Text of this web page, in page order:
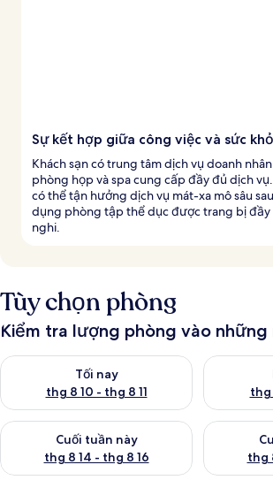
Sự kết hợp giữa công việc và sức
Khách sạn có trung tâm dịch vụ doanh
phòng họp và spa cung cấp đầy đủ dịch
có thể tận hưởng dịch vụ mát-xa mô sâu
dụng phòng tập thể dục được trang bị đầy
nghi.
Tùy chọn phòng
Kiểm tra lượng phòng vào những
Tối nay
thg 8 10 - thg 8 11
Kiểm tra lượng phòng tối nay từ thg 8 10 -
thg
Kiểm tra
Cuối tuần này
thg 8 14 - thg 8 16
Kiểm tra lượng phòng cuối tuần này từ thg
thg
Kiểm tra